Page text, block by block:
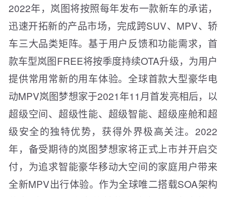
2022年，岚图将按照每年发布一款新车的承诺，
迅速开拓新的产品市场，完成跨SUV、MPV、轿
车三大品类矩阵。基于用户反馈和功能需求，首
款车型岚图FREE将按季度持续OTA升级，为用户
提供常用常新的用车体验。全球首款大型豪华电
动MPV岚图梦想家于2021年11月首发亮相后，以
超级空间、超级性能、超级智能、超级座舱和超
级安全的独特优势，获得外界极高关注。2022
年，备受期待的岚图梦想家将正式上市并开启交
付，为追求智能豪华移动大空间的家庭用户带来
全新MPV出行体验。作为全球唯二搭载SOA架构